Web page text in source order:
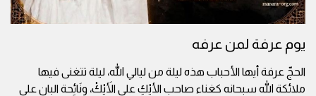
يوم عرفة لمن عرفه
الحجّ عرفة أيها الأحباب هذه ليلة من ليالي الله، ليلة تتغنى فيها
ملائكة الله سبحانه كغناء صاحب الأيْكِ على الأَيْكْ، ونَائِحة البانِ على